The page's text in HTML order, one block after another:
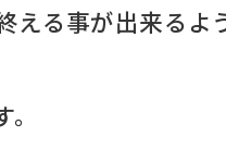
る事が出来るよ